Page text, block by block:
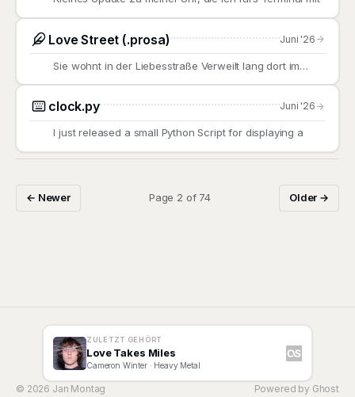
Love Street (.prosa) Juni '26
Sie wohnt in der Liebesstraße Verweilt lang dort im
clock.py Juni '26
I just released a small Python Script for displaying a
← Newer Page 2 of 74 Older →
ZULETZT GEHÖRT
Love Takes Miles
Cameron Winter· Heavy Metal
© 2026 Jan Montag Powered by Ghost